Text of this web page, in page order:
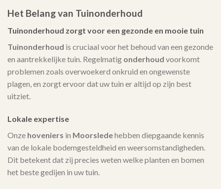
Het Belang van Tuinonderhoud
Tuinonderhoud zorgt voor een gezonde en mooie tuin
Tuinonderhoud is cruciaal voor het behoud van een gezonde
en aantrekkelijke tuin. Regelmatig onderhoud voorkomt
problemen zoals overwoekerd onkruid en ongewenste
plagen, en zorgt ervoor dat uw tuin er altijd op zijn best
uitziet.
Lokale expertise
Onze hoveniers in Moorsledehebben diepgaande kennis
van de lokale bodemgesteldheid en weersomstandigheden.
Dit betekent dat zij precies weten welke planten en bomen
het beste gedijen in uw tuin.